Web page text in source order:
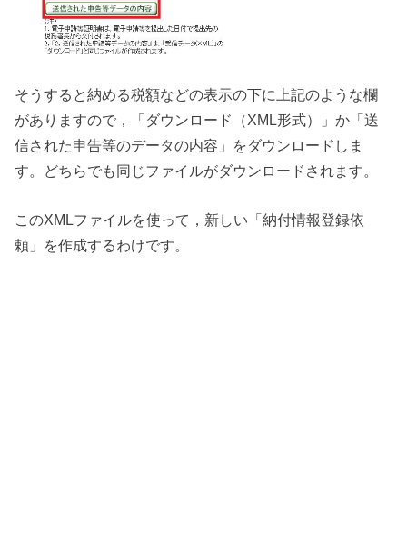
そうすると納める税額などの表示の下に上記のような欄
がありますので，「ダウンロード（XML形式）」か「送
信された申告等のデータの内容」をダウンロードしま
す。どちらでも同じファイルがダウンロードされます。
このXMLファイルを使って，新しい「納付情報登録依
頼」を作成するわけです。